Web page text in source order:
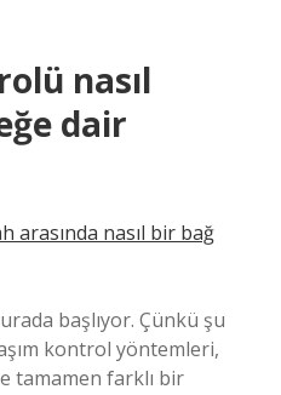
nasıl
dair
arasında nasıl bir bağ
başlıyor. Çünkü şu
kontrol yöntemleri,
tamamen farklı bir